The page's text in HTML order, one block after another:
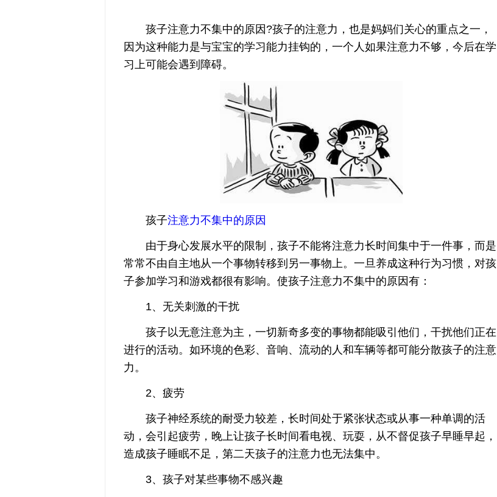
孩子注意力不集中的原因?孩子的注意力，也是妈妈们关心的重点之一，
因为这种能力是与宝宝的学习能力挂钩的，一个人如果注意力不够，今后在学
习上可能会遇到障碍。
孩子注意力不集中的原因
由于身心发展水平的限制，孩子不能将注意力长时间集中于一件事，而是
常常不由自主地从一个事物转移到另一事物上。一旦养成这种行为习惯，对孩
子参加学习和游戏都很有影响。使孩子注意力不集中的原因有：
1、无关刺激的干扰
孩子以无意注意为主，一切新奇多变的事物都能吸引他们，干扰他们正在
进行的活动。如环境的色彩、音响、流动的人和车辆等都可能分散孩子的注意
力。
2、疲劳
孩子神经系统的耐受力较差，长时间处于紧张状态或从事一种单调的活
动，会引起疲劳，晚上让孩子长时间看电视、玩耍，从不督促孩子早睡早起，
造成孩子睡眠不足，第二天孩子的注意力也无法集中。
3、孩子对某些事物不感兴趣